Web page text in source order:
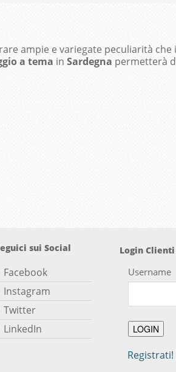
ampie e variegate peculiarità
a tema in Sardegna permetterà
sui Social
Facebook
Instagram
Twitter
LinkedIn
Login Clienti
Username
Registrati!